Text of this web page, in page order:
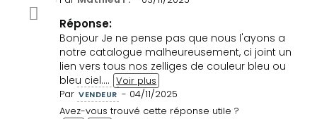
Réponse:
Bonjour Je ne pense pas que nous l'ayons a
notre catalogue malheureusement, ci joint un
lien vers tous nos zelliges de couleur bleu ou
bleu ciel.... Voir plus
Par VENDEUR - 04/11/2025
Avez-vous trouvé cette réponse utile ?